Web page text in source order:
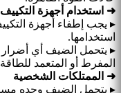
➜ استخدام أجهزة
▸ يجب إطفاء أجهزة
استخدامها.
▸ يتحمل الضيف أي أضرار
المفرط أو المتعمد
➜ الممتلكات الشخصية
▸ يتحمل الضيف وحده